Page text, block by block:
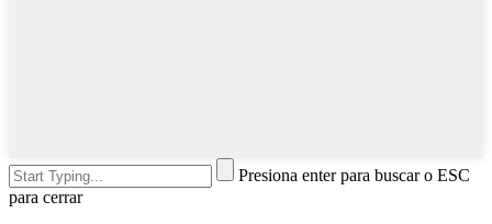
Presiona enter para buscar o ESC
para cerrar